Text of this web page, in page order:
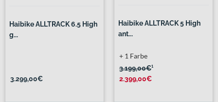
Haibike ALLTRACK 6.5 High
g...
3.299,00€
Haibike ALLTRACK 5 High
ant...
3.199,00€¹
2.399,00€
+ 1 Farbe